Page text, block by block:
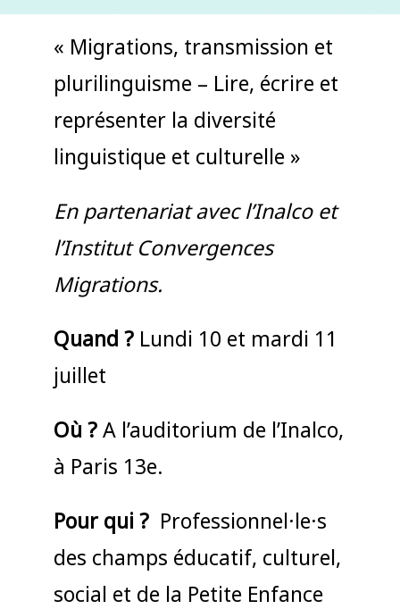
« Migrations, transmission et
plurilinguisme – Lire, écrire et
représenter la diversité
linguistique et culturelle »
En partenariat avec l’Inalco et
l’Institut Convergences
Migrations.
Quand ?Lundi 10 et mardi 11
juillet
Où ?A l’auditorium de l’Inalco,
à Paris 13e.
Pour qui ?Professionnel·le·s
des champs éducatif, culturel,
social et de la Petite Enfance